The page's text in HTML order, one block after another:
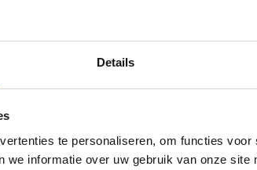
Details
te personaliseren, om functies voor
we informatie over uw gebruik van onze site
schoolreisje een onvergetelijke